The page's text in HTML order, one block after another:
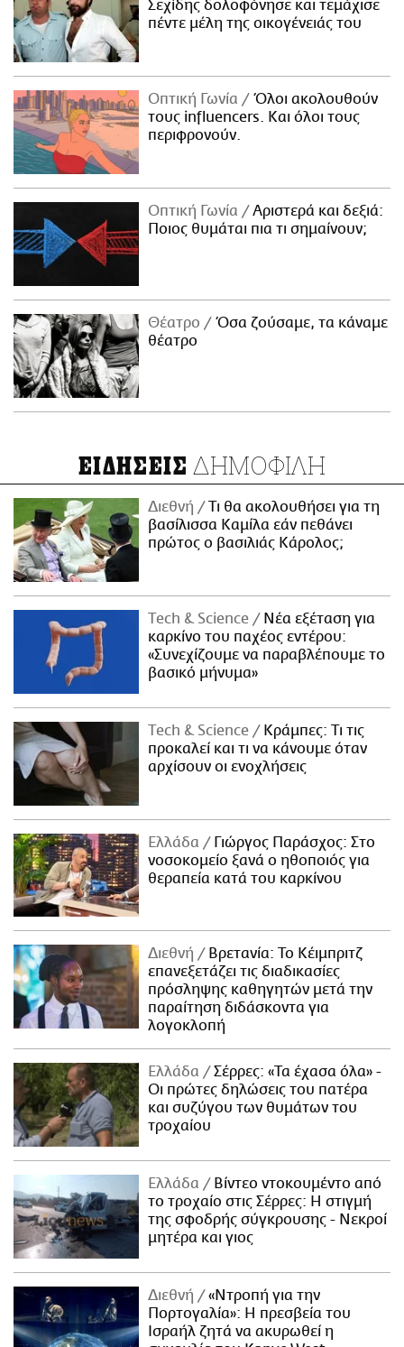
Σεχίδης δολοφόνησε και τεμάχισε
πέντε μέλη της οικογένειάς του
Οπτική Γωνία
Όλοι ακολουθούν
τους influencers. Και όλοι τους
περιφρονούν.
Οπτική Γωνία
Αριστερά και δεξιά:
Ποιος θυμάται πια τι σημαίνουν;
Θέατρο
Όσα ζούσαμε, τα κάναμε
θέατρο
ΕΙΔΗΣΕΙΣ ΔΗΜΟΦΙΛΗ
Διεθνή
Τι θα ακολουθήσει για τη
βασίλισσα Καμίλα εάν πεθάνει
πρώτος ο βασιλιάς Κάρολος;
Τech & Science
Νέα εξέταση για
καρκίνο του παχέος εντέρου:
«Συνεχίζουμε να παραβλέπουμε το
βασικό μήνυμα»
Τech & Science
Κράμπες: Τι τις
προκαλεί και τι να κάνουμε όταν
αρχίσουν οι ενοχλήσεις
Ελλάδα
Γιώργος Παράσχος: Στο
νοσοκομείο ξανά ο ηθοποιός για
θεραπεία κατά του καρκίνου
Διεθνή
Βρετανία: Το Κέιμπριτζ
επανεξετάζει τις διαδικασίες
πρόσληψης καθηγητών μετά την
παραίτηση διδάσκοντα για
λογοκλοπή
Ελλάδα
Σέρρες: «Τα έχασα όλα» -
Οι πρώτες δηλώσεις του πατέρα
και συζύγου των θυμάτων του
τροχαίου
Ελλάδα
Βίντεο ντοκουμέντο από
το τροχαίο στις Σέρρες: Η στιγμή
της σφοδρής σύγκρουσης - Νεκροί
μητέρα και γιος
Διεθνή
«Ντροπή για την
Πορτογαλία»: Η πρεσβεία του
Ισραήλ ζητά να ακυρωθεί η